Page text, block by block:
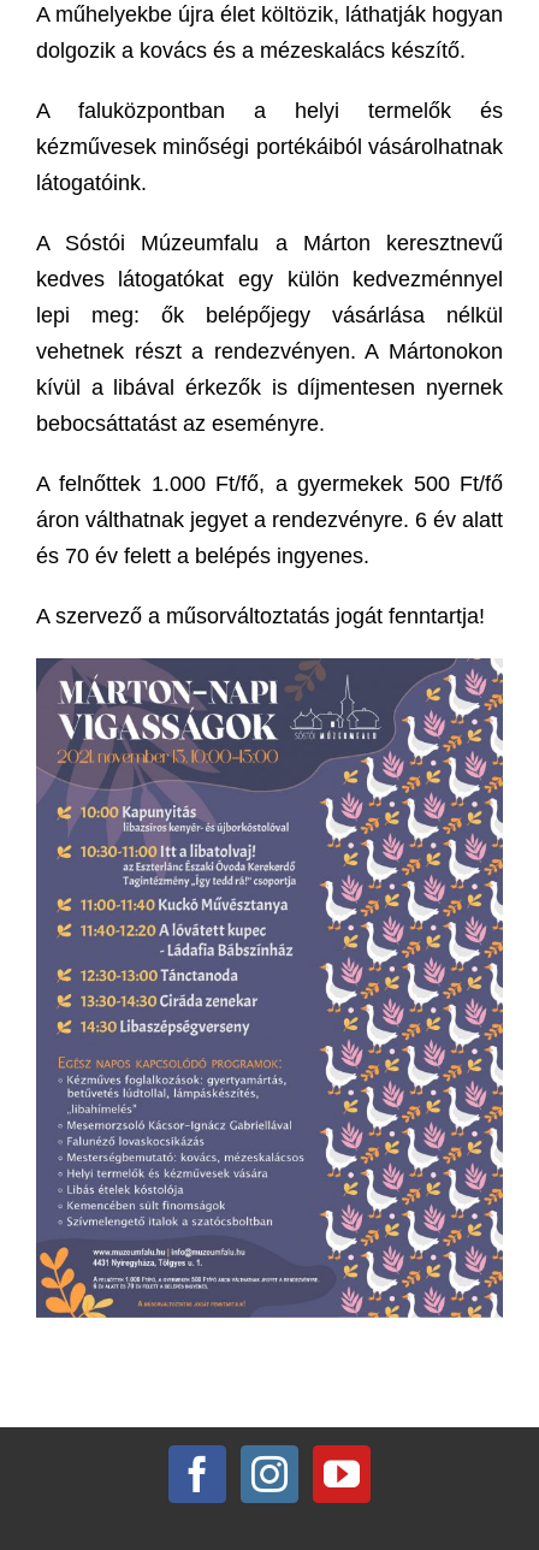
A műhelyekbe újra élet költözik, láthatják hogyan
dolgozik a kovács és a mézeskalács készítő.
A faluközpontban a helyi termelők és
kézművesek minőségi portékáiból vásárolhatnak
látogatóink.
A Sóstói Múzeumfalu a Márton keresztnevű
kedves látogatókat egy külön kedvezménnyel
lepi meg: ők belépőjegy vásárlása nélkül
vehetnek részt a rendezvényen. A Mártonokon
kívül a libával érkezők is díjmentesen nyernek
bebocsáttatást az eseményre.
A felnőttek 1.000 Ft/fő, a gyermekek 500 Ft/fő
áron válthatnak jegyet a rendezvényre. 6 év alatt
és 70 év felett a belépés ingyenes.
A szervező a műsorváltoztatás jogát fenntartja!